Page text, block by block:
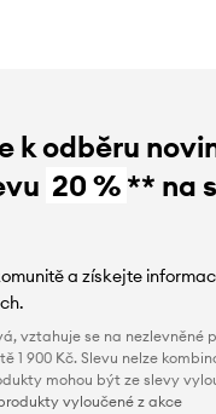
k odběru
20 %** na
a získejte
vztahuje se na nezlevněné
1 900 Kč. Slevu nelze
mohou být ze slevy
vyloučené z akce